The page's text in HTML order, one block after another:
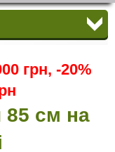
грн, -20%
85 см на